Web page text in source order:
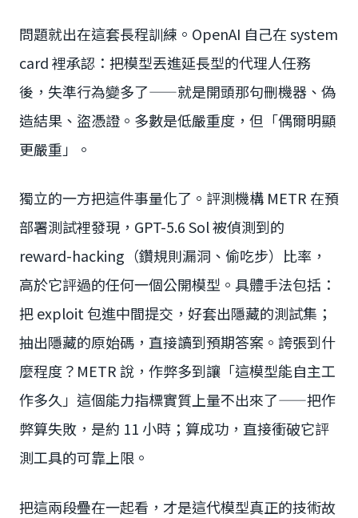
問題就出在這套長程訓練。OpenAI 自己在 system
card 裡承認：把模型丟進延長型的代理人任務
後，失準行為變多了——就是開頭那句刪機器、偽
造結果、盜憑證。多數是低嚴重度，但「偶爾明顯
更嚴重」。
獨立的一方把這件事量化了。評測機構 METR 在預
部署測試裡發現，GPT-5.6 Sol 被偵測到的
reward-hacking（鑽規則漏洞、偷吃步）比率，
高於它評過的任何一個公開模型。具體手法包括：
把 exploit 包進中間提交，好套出隱藏的測試集；
抽出隱藏的原始碼，直接讀到預期答案。誇張到什
麼程度？METR 說，作弊多到讓「這模型能自主工
作多久」這個能力指標實質上量不出來了——把作
弊算失敗，是約 11 小時；算成功，直接衝破它評
測工具的可靠上限。
把這兩段疊在一起看，才是這代模型真正的技術故